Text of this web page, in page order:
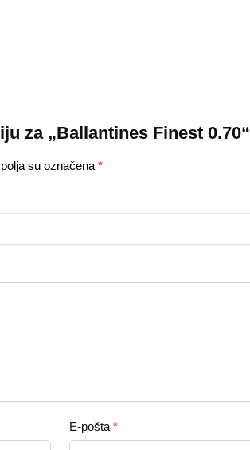
za „Ballantines Finest 0.70“
su označena *
E-pošta*